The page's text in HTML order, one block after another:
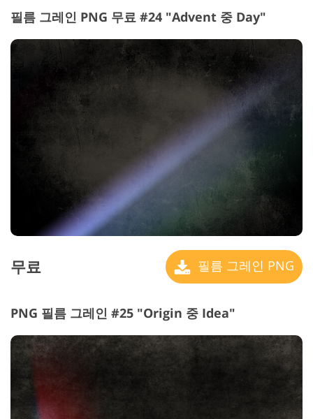
필름 그레인 PNG 무료 #24 "Advent 중 Day"
무료 필름 그레인 PNG
PNG 필름 그레인 #25 "Origin 중 Idea"